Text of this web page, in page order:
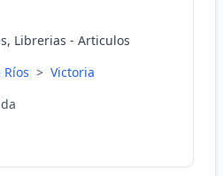
Librerias - Articulos
Ríos > Victoria